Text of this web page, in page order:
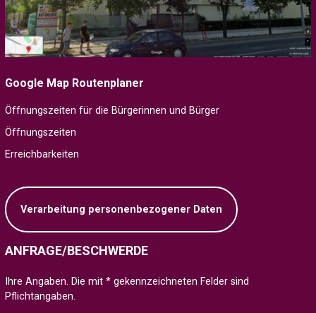
Google Map Routenplaner
Öffnungszeiten für die Bürgerinnen und Bürger
Öffnungszeiten
Erreichbarkeiten
Verarbeitung personenbezogener Daten
ANFRAGE/BESCHWERDE
Ihre Angaben. Die mit * gekennzeichneten Felder sind
Pflichtangaben.